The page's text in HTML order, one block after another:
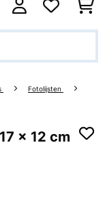
Fotolijsten
x 12 cm